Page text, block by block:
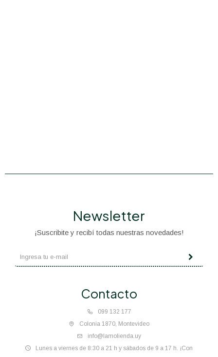
Contacto
099 132 177
Colonia 1870, Montevideo
info@lamolienda.uy
Lunes a viernes de 8:30 a 21 h y sábados de 9 a 17 h. ¡Con
Newsletter
¡Suscribite y recibí todas nuestras novedades!